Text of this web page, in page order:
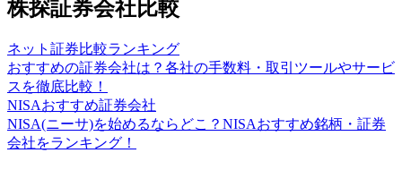
株探証券会社比較
ネット証券比較ランキング
おすすめの証券会社は？各社の手数料・取引ツールやサービ
スを徹底比較！
NISAおすすめ証券会社
NISA(ニーサ)を始めるならどこ？NISAおすすめ銘柄・証券
会社をランキング！